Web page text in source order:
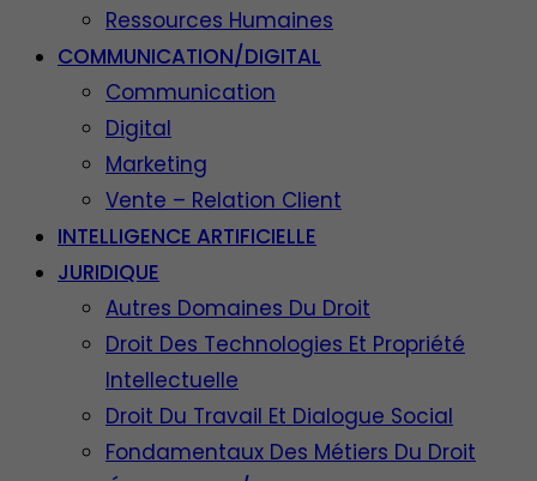
Ressources Humaines
COMMUNICATION/DIGITAL
Communication
Digital
Marketing
Vente – Relation Client
INTELLIGENCE ARTIFICIELLE
JURIDIQUE
Autres Domaines Du Droit
Droit Des Technologies Et Propriété
Intellectuelle
Droit Du Travail Et Dialogue Social
Fondamentaux Des Métiers Du Droit